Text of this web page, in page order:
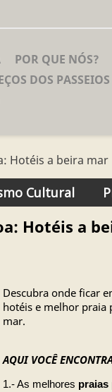
POR QUE NÓS?
DOS PASSEIOS
Hotéis a beira mar
Cultural
Hotéis a
Descubra onde ficar
hotéis e melhor praia
mar.
AQUI VOCÊ
1.- As melhores praias